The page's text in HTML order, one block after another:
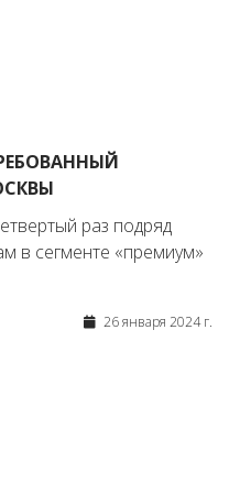
раз подряд
в сегменте «премиум»
26 января 2024 г.